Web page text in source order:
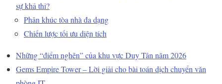
sự khả thi?
Phân khúc tòa nhà đa dạng
Chiến lược tối ưu diện tích
Những “điểm nghẽn” của khu vực Duy Tân năm 2026
Gems Empire Tower – Lời giải cho bài toán dịch chuyển văn